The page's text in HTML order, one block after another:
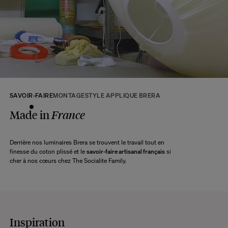
tous les produits seront disponibles.
A ce délai s’ajoute le délai d’acheminement de notre entrepôt à votre domicile
selon l’option de livraison choisie.
Retour :
Commandez sans crainte. Les retours sont acceptés dans les 14 jours
suivant la réception de votre commande.
maximum de 10 jours après réception et vérification de l’article de notre côté.
Une question ?
Consultez notreFAQ
CONSULTER
SAVOIR-FAIREMONTAGESTYLE APPLIQUE BRERA
Made in France
Derrière nos luminaires Brera se trouvent le travail tout en
finesse du coton plissé et le savoir-faire artisanal françaissi
cher à nos cœurs chez The Socialite Family.
Inspiration